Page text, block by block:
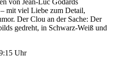
mit viel Liebe zum Detail,
Der Clou an der Sache: Der
gedreht, in Schwarz-Weiß und
Uhr